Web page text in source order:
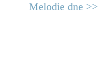
Melodie dne >>